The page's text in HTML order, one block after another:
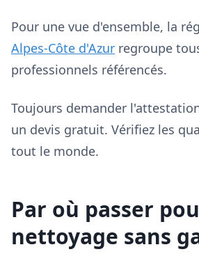
Pour une vue d'ensemble, la
Alpes-Côte d'Azur regroupe
professionnels référencés.
Toujours demander
un devis gratuit. Vérifiez les
tout le monde.
Par où passer
nettoyage sans